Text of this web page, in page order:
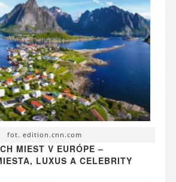
fot. edition.cnn.com
MIEST V EURÓPE –
LUXUS A CELEBRITY